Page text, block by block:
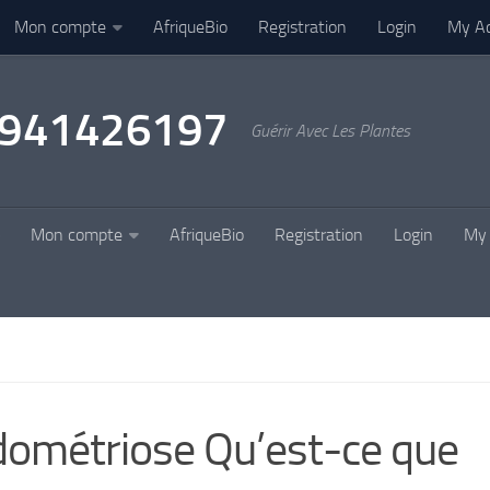
Mon compte AfriqueBio Registration Login My
Guérir Avec Les Plantes
Mon compte AfriqueBio Registration Login
Qu’est-ce que